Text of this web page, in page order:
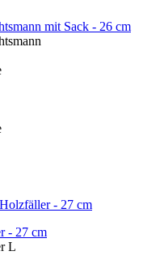
mit Sack - 26 cm
- 27 cm
L